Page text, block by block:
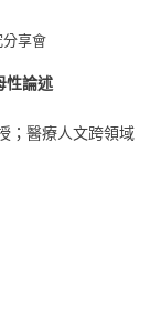
分享會
性論述
；醫療人文跨領域